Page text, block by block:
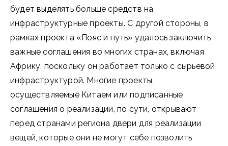
будет выделять больше средств на
инфраструктурные проекты. С другой стороны, в
рамках проекта «Пояс и путь» удалось заключить
важные соглашения во многих странах, включая
Африку, поскольку он работает только с сырьевой
инфраструктурой. Многие проекты,
осуществляемые Китаем или подписанные
соглашения о реализации, по сути, открывают
перед странами региона двери для реализации
вещей, которые они не могут себе позволить